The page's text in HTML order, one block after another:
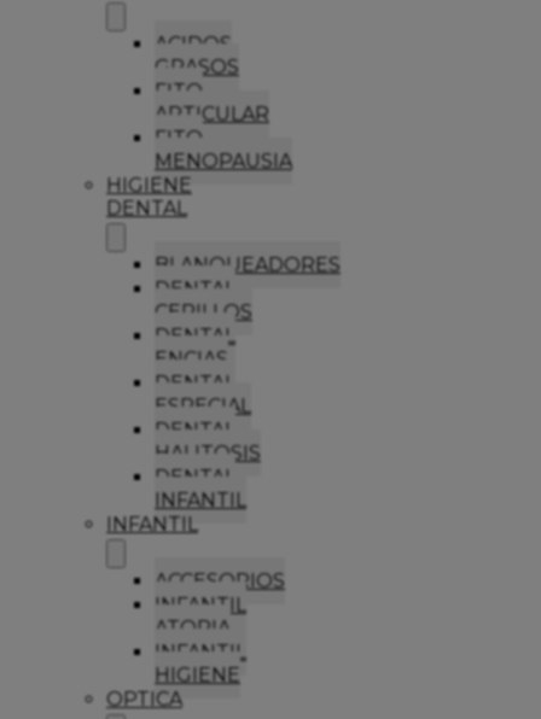
ACIDOS
GRASOS
FITO
ARTICULAR
FITO
MENOPAUSIA
HIGIENE
DENTAL
BLANQUEADORES
DENTAL
CEPILLOS
DENTAL
ENCIAS
DENTAL
ESPECIAL
DENTAL
HALITOSIS
DENTAL
INFANTIL
INFANTIL
ACCESORIOS
INFANTIL
ATOPIA
INFANTIL
HIGIENE
OPTICA